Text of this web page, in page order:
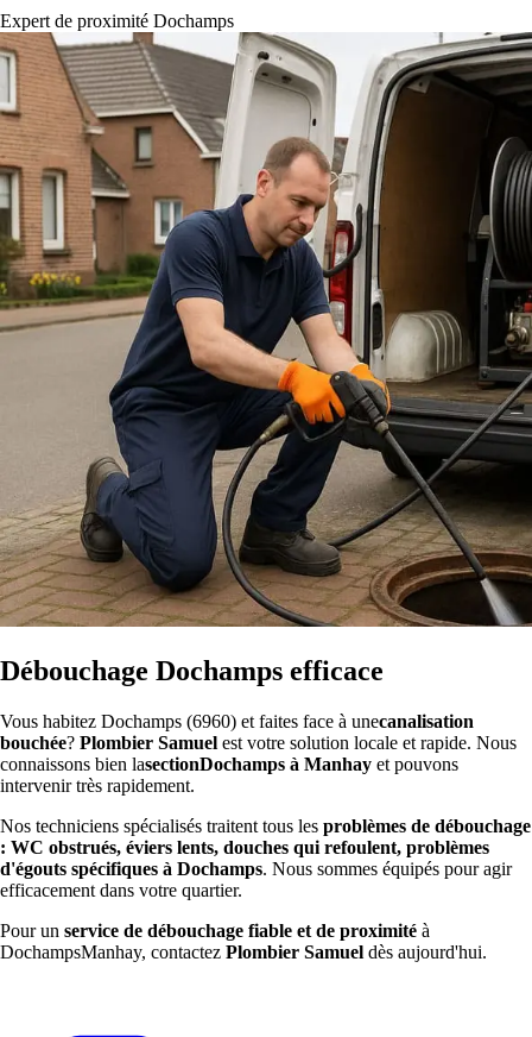
Expert de proximité Dochamps
Débouchage Dochamps efficace
Vous habitez Dochamps (6960) et faites face à unecanalisation
bouchée? Plombier Samuel est votre solution locale et rapide. Nous
connaissons bien lasectionDochamps à Manhay et pouvons
intervenir très rapidement.
Nos techniciens spécialisés traitent tous les problèmes de débouchage
: WC obstrués, éviers lents, douches qui refoulent, problèmes
d'égouts spécifiques à Dochamps. Nous sommes équipés pour agir
efficacement dans votre quartier.
Pour un service de débouchage fiable et de proximité à
DochampsManhay, contactez Plombier Samuel dès aujourd'hui.